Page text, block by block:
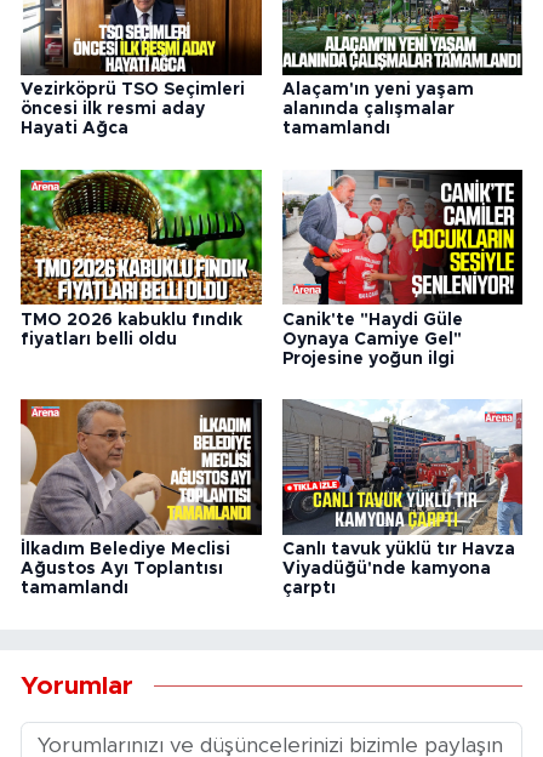
Vezirköprü TSO Seçimleri
öncesi ilk resmi aday
Hayati Ağca
Alaçam'ın yeni yaşam
alanında çalışmalar
tamamlandı
TMO 2026 kabuklu fındık
fiyatları belli oldu
Canik'te "Haydi Güle
Oynaya Camiye Gel"
Projesine yoğun ilgi
İlkadım Belediye Meclisi
Ağustos Ayı Toplantısı
tamamlandı
Canlı tavuk yüklü tır Havza
Viyadüğü'nde kamyona
çarptı
Yorumlar